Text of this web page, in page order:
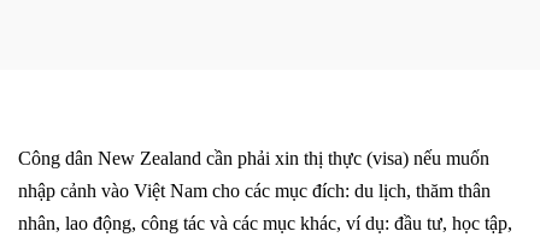
Công dân New Zealand cần phải xin thị thực (visa) nếu muốn
nhập cảnh vào Việt Nam cho các mục đích: du lịch, thăm thân
nhân, lao động, công tác và các mục khác, ví dụ: đầu tư, học tập,